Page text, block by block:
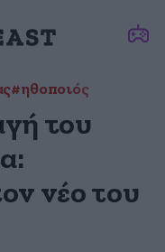
#ηθοποιός
του
νέο του